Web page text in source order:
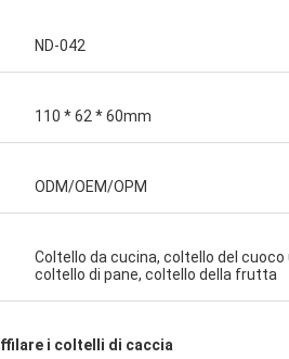
ND-042
110 * 62 * 60mm
ODM/OEM/OPM
Coltello da cucina, coltello del cuoco
coltello di pane, coltello della frutta
i coltelli di caccia